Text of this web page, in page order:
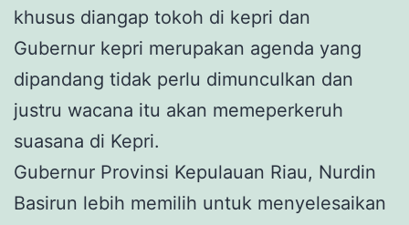
khusus diangap tokoh di kepri dan
Gubernur kepri merupakan agenda yang
dipandang tidak perlu dimunculkan dan
justru wacana itu akan memeperkeruh
suasana di Kepri.
Gubernur Provinsi Kepulauan Riau, Nurdin
Basirun lebih memilih untuk menyelesaikan